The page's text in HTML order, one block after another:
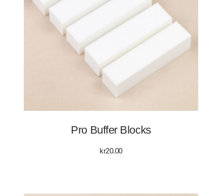
Pro Buffer Blocks
kr20.00